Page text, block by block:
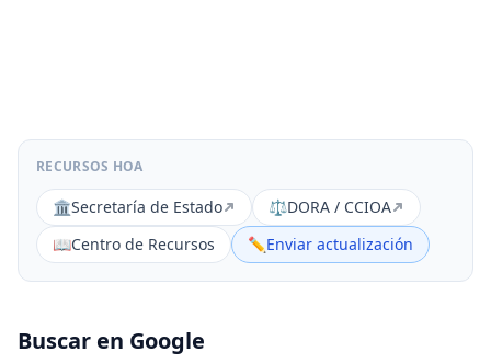
RECURSOS HOA
🏛️Secretaría de Estado ⚖️DORA / CCIOA
📖Centro de Recursos ✏️Enviar actualización
Buscar en Google